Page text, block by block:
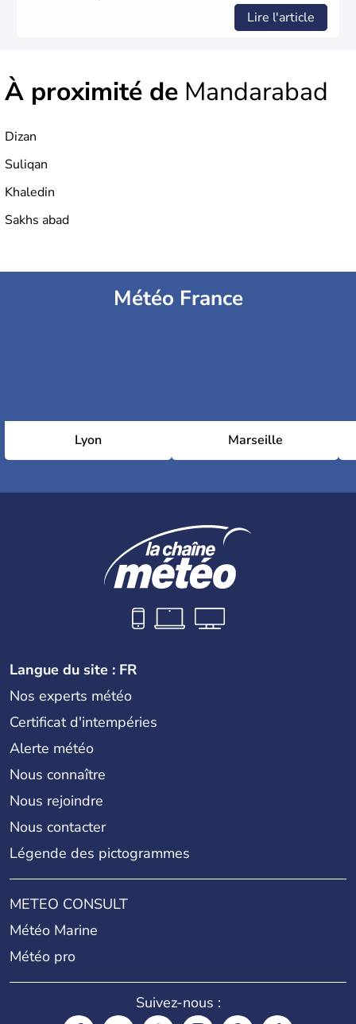
Lire l'article
À proximité de Mandarabad
Dizan
Suliqan
Khaledin
Sakhs abad
Météo France
Lyon Marseille
Langue du site : FR
Nos experts météo
Certificat d'intempéries
Alerte météo
Nous connaître
Nous rejoindre
Nous contacter
Légende des pictogrammes
METEO CONSULT
Météo Marine
Météo pro
Suivez-nous :